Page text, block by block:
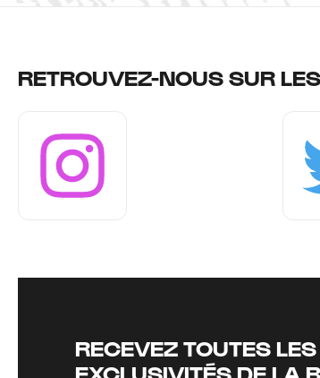
RETROUVEZ-NOUS SUR
RECEVEZ TOUTES
EXCLUSIVITÉS DE LA